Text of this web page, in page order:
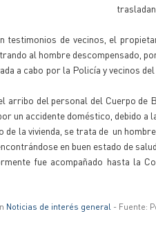
testimonios de vecinos, el
al hombre descompensado,
a cabo por la Policía y vecinos
arribo del personal del Cuerpo
un accidente doméstico, debido a
la vivienda, se trata de un
en buen estado de salud.
fue acompañado hasta la
Noticias de interés general - Fuente: